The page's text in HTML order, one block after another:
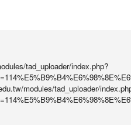
tad_uploader/index.php?
modules/tad_uploader/